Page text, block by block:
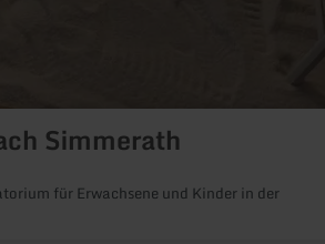
Simmerath
für Erwachsene und Kinder in der